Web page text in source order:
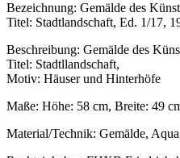
Bezeichnung: Gemälde des
Titel: Stadtlandschaft, Ed. 1/17,
Beschreibung: Gemälde des
Titel: Stadtllandschaft,
Motiv: Häuser und Hinterhöfe
Maße: Höhe: 58 cm, Breite: 49
Material/Technik: Gemälde,